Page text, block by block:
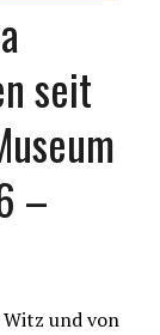
seit
–
und von